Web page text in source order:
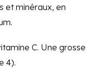
et minéraux, en
C. Une grosse
4).